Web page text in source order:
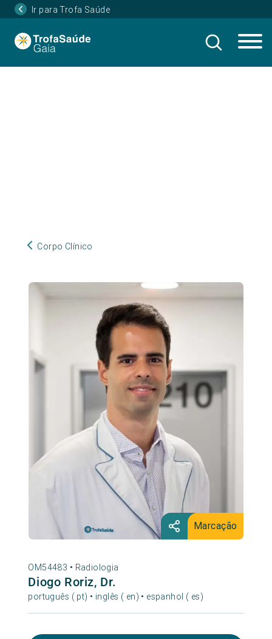
Ir para Trofa Saúde
Corpo Clínico
Marcação
OM54483 • Radiologia
Diogo Roriz, Dr.
português ( pt) • inglês ( en) • espanhol ( es)